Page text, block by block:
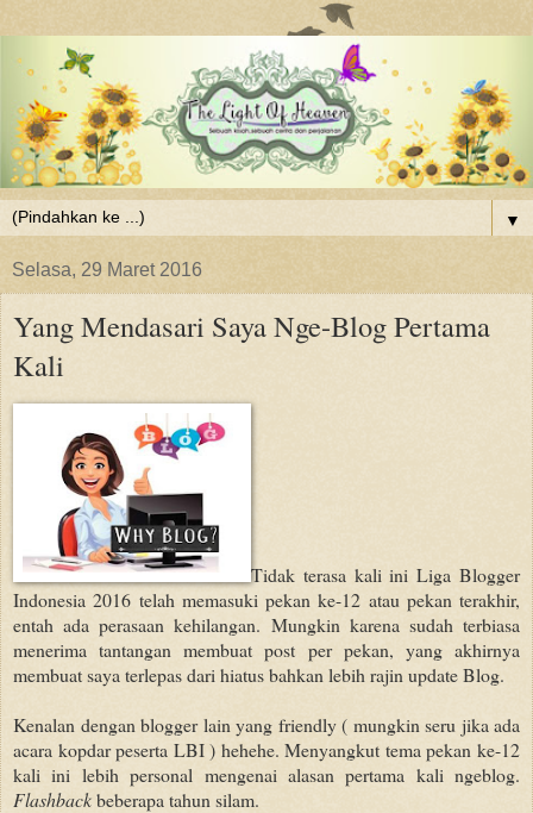
▼
Selasa, 29 Maret 2016
Yang Mendasari Saya Nge-Blog Pertama
Kali
Tidak terasa kali ini Liga Blogger
Indonesia 2016 telah memasuki pekan ke-12 atau pekan terakhir,
entah ada perasaan kehilangan. Mungkin karena sudah terbiasa
menerima tantangan membuat post per pekan, yang akhirnya
membuat saya terlepas dari hiatus bahkan lebih rajin update Blog.
Kenalan dengan blogger lain yang friendly ( mungkin seru jika ada
acara kopdar peserta LBI ) hehehe. Menyangkut tema pekan ke-12
kali ini lebih personal mengenai alasan pertama kali ngeblog.
Flashbackbeberapa tahun silam.